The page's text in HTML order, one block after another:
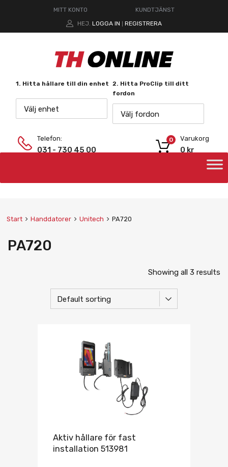
MITT KONTO
KUNDTJÄNST
HEJ. LOGGA IN REGISTRERA
1. Hitta hållare till din enhet
Välj enhet
2. Hitta ProClip till ditt
fordon
Välj fordon
Telefon:
031 - 730 45 00
Varukorg
0 kr
0
Start Handdatorer Unitech PA720
PA720
Showing all 3 results
Aktiv hållare för fast
installation 513981